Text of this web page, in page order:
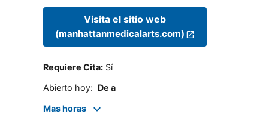
Visita el sitio web
(manhattanmedicalarts.com)
Requiere Cita: Sí
Abierto hoy: De a
Mas horas